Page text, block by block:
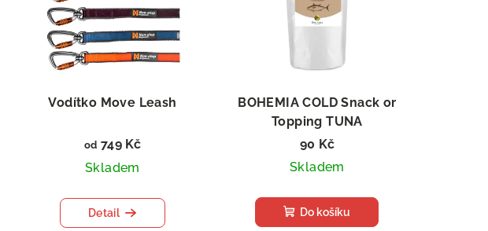
Vodítko Move Leash
od 749 Kč
Skladem
Detail
BOHEMIA COLD Snack or
Topping TUNA
200 g
90 Kč
Skladem
Do košíku